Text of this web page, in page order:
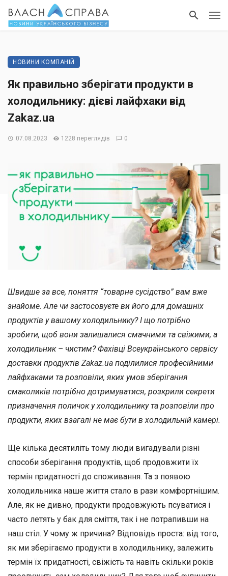
НОВИНИ КОМПАНІЙ
Як правильно зберігати продукти в
холодильнику: дієві лайфхаки від
Zakaz.ua
07.08.2023 1228 переглядів 0
Швидше за все, поняття “товарне сусідство” вам вже
знайоме. Але чи застосовуєте ви його для домашніх
продуктів у вашому холодильнику? І що потрібно
зробити, щоб вони залишалися смачними та свіжими, а
холодильник – чистим? Фахівці Всеукраїнського сервісу
доставки продуктів Zakaz.ua поділилися професійними
лайфхаками та розповіли, яких умов зберігання
смаколиків потрібно дотримуватися, розкрили секрети
призначення поличок у холодильнику та розповіли про
продукти, яких взагалі не має бути в холодильній камері.
Ще кілька десятиліть тому люди вигадували різні
способи зберігання продуктів, щоб продовжити їх
термін придатності до споживання. Та з появою
холодильника наше життя стало в рази комфортнішим.
Але, як не дивно, продукти продовжують псуватися і
часто летять у бак для сміття, так і не потрапивши на
наш стіл. У чому ж причина? Відповідь проста: від того,
як ми зберігаємо продукти в холодильнику, залежить
термін їх придатності, свіжість та навіть скільки років